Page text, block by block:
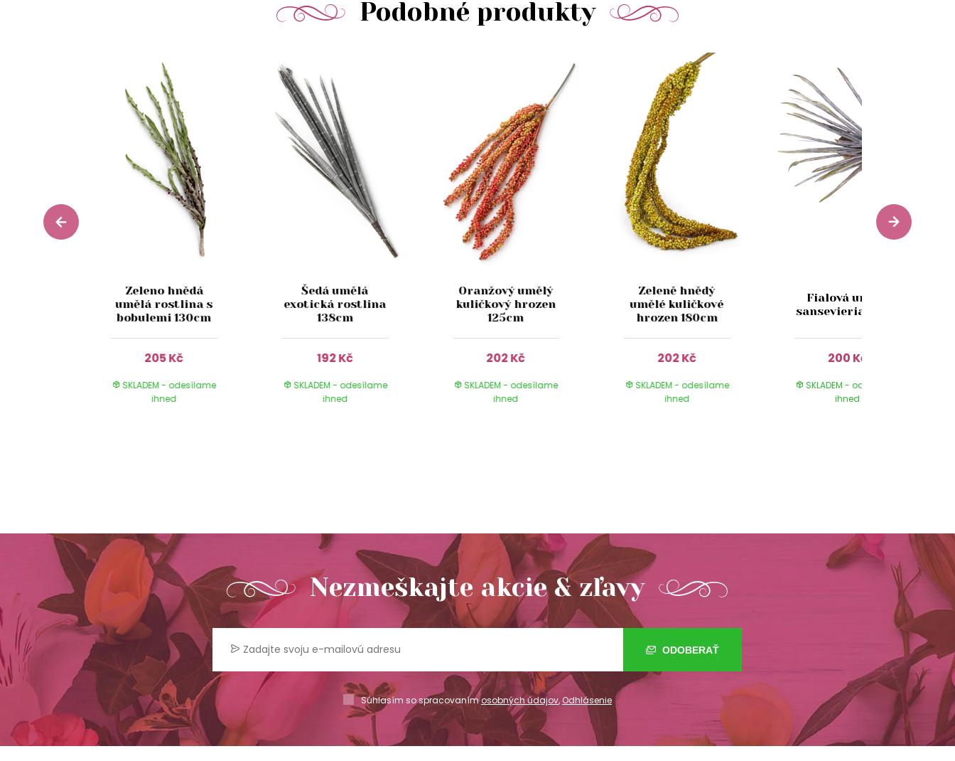
Podobné produkty
Zeleno hnědá
umělá rostlina s
bobulemi 130cm
205 Kč
SKLADEM - odesílame
ihned
Šedá umělá
exotická rostlina
138cm
192 Kč
SKLADEM - odesílame
ihned
Oranžový umělý
kuličkový hrozen
125cm
202 Kč
SKLADEM - odesílame
ihned
Zeleně hnědý
umělé kuličkové
hrozen 180cm
202 Kč
SKLADEM - odesílame
ihned
Fialová umělá
sansevieria 82cm
200 Kč
SKLADEM - odesílame
ihned
Nezmeškajte akcie & zľavy
ODOBERAŤ
Súhlasím so spracovanímosobných údajov,Odhlásenie